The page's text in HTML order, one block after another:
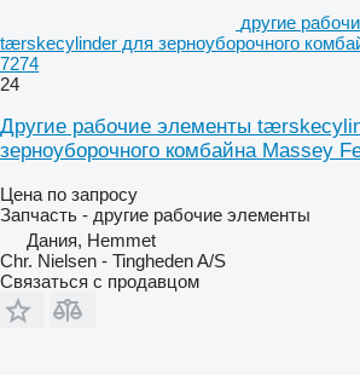
другие
tærskecylinder для зерноуборочного
7274
24
Другие рабочие элементы
зерноуборочного комбайна Massey
Цена по запросу
Запчасть - другие рабочие элементы
Дания, Hemmet
Chr. Nielsen - Tingheden A/S
Связаться с продавцом